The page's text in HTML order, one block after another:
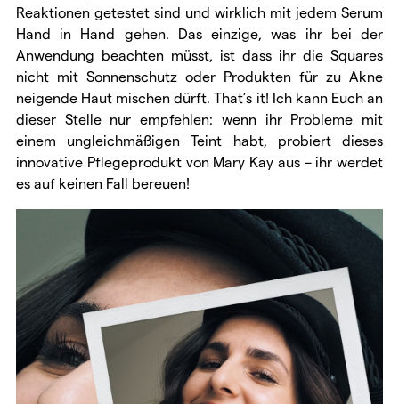
Reaktionen getestet sind und wirklich mit jedem Serum
Hand in Hand gehen. Das einzige, was ihr bei der
Anwendung beachten müsst, ist dass ihr die Squares
nicht mit Sonnenschutz oder Produkten für zu Akne
neigende Haut mischen dürft. That’s it! Ich kann Euch an
dieser Stelle nur empfehlen: wenn ihr Probleme mit
einem ungleichmäßigen Teint habt, probiert dieses
innovative Pflegeprodukt von Mary Kay aus – ihr werdet
es auf keinen Fall bereuen!